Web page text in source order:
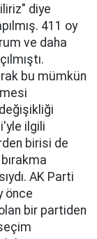
diye
411 oy
ve daha
bu mümkün
ilgili
birisi de
AK Parti
önce
bir partiden